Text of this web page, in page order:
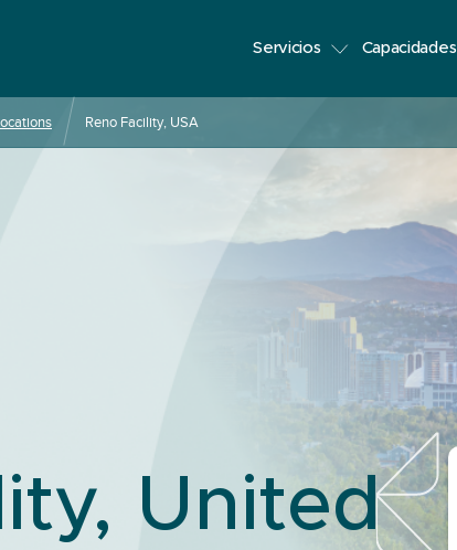
Servicios Capacidades
Reno Facility, USA
United